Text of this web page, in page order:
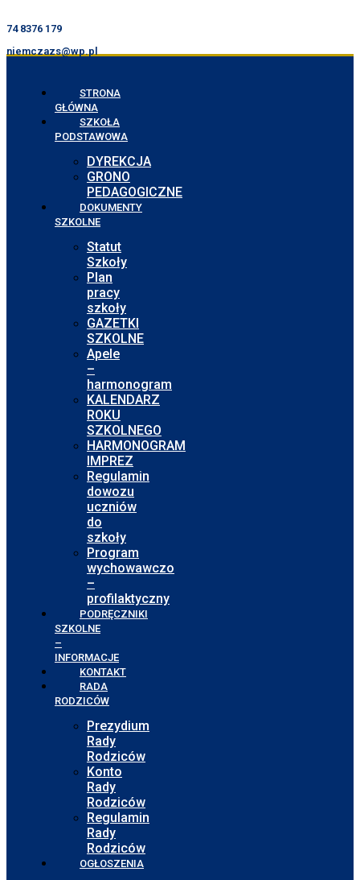
74 8376 179
niemczazs@wp.pl
STRONA
GŁÓWNA
SZKOŁA
PODSTAWOWA
DYREKCJA
GRONO
PEDAGOGICZNE
DOKUMENTY
SZKOLNE
Statut
Szkoły
Plan
pracy
szkoły
GAZETKI
SZKOLNE
Apele
–
harmonogram
KALENDARZ
ROKU
SZKOLNEGO
HARMONOGRAM
IMPREZ
Regulamin
dowozu
uczniów
do
szkoły
Program
wychowawczo
–
profilaktyczny
PODRĘCZNIKI
SZKOLNE
–
INFORMACJE
KONTAKT
RADA
RODZICÓW
Prezydium
Rady
Rodziców
Konto
Rady
Rodziców
Regulamin
Rady
Rodziców
OGŁOSZENIA